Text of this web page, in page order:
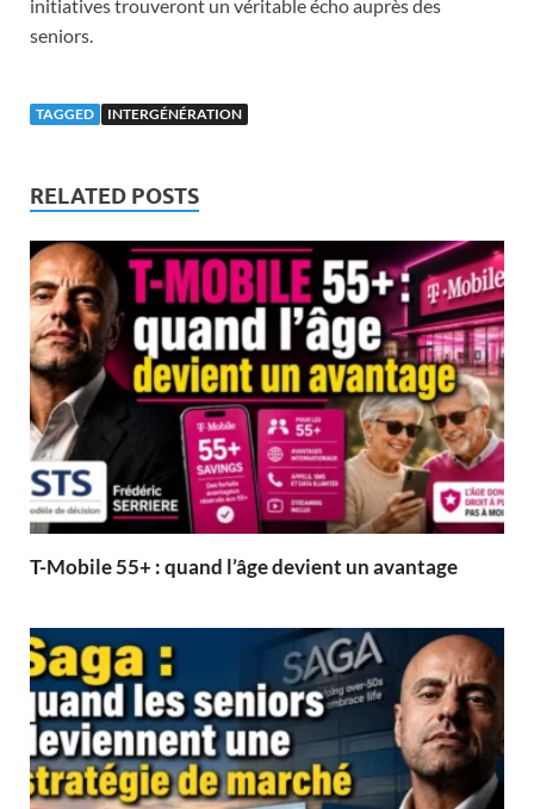
initiatives trouveront un véritable écho auprès des
seniors.
TAGGED INTERGÉNÉRATION
RELATED POSTS
T-Mobile 55+ : quand l’âge devient un avantage